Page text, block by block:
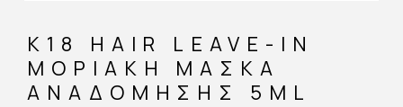
K18 HAIR LEAVE-IN
ΜΟΡΙΑΚΉ ΜΆΣΚΑ
ΑΝΑΔΌΜΗΣΗΣ 5ML